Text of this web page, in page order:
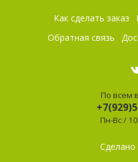
Как сделать заказ
Обратная связь
По всем
Пн-Вс /
Сделано